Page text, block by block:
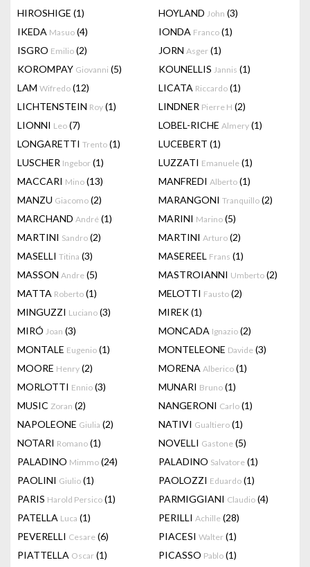
HIROSHIGE (1) HOYLAND John (3)
IKEDA Masuo (4) IONDA Franco (1)
ISGRO Emilio (2) JORN Asger (1)
KOROMPAY Giovanni (5) KOUNELLIS Jannis (1)
LAM Wifredo (12) LICATA Riccardo (1)
LICHTENSTEIN Roy (1) LINDNER Pierre H (2)
LIONNI Leo (7) LOBEL-RICHE Almery (1)
LONGARETTI Trento (1) LUCEBERT (1)
LUSCHER Ingebor (1) LUZZATI Emanuele (1)
MACCARI Mino (13) MANFREDI Alberto (1)
MANZU Giacomo (2) MARANGONI Tranquillo (2)
MARCHAND André (1) MARINI Marino (5)
MARTINI Sandro (2) MARTINI Arturo (2)
MASELLI Titina (3) MASEREEL Frans (1)
MASSON Andre (5) MASTROIANNI Umberto (2)
MATTA Roberto (1) MELOTTI Fausto (2)
MINGUZZI Luciano (3) MIREK(1)
MIRÓ Joan (3) MONCADA Ignazio (2)
MONTALE Eugenio (1) MONTELEONE Davide (3)
MOORE Henry (2) MORENA Alberico (1)
MORLOTTI Ennio (3) MUNARI Bruno (1)
MUSIC Zoran (2) NANGERONI Carlo (1)
NAPOLEONE Giulia (2) NATIVI Gualtiero (1)
NOTARI Romano (1) NOVELLI Gastone (5)
PALADINO Mimmo (24) PALADINO Salvatore (1)
PAOLINI Giulio (1) PAOLOZZI Eduardo (1)
PARIS Harold Persico (1) PARMIGGIANI Claudio (4)
PATELLA Luca (1) PERILLI Achille (28)
PEVERELLI Cesare (6) PIACESI Walter (1)
PIATTELLA Oscar (1) PICASSO Pablo (1)